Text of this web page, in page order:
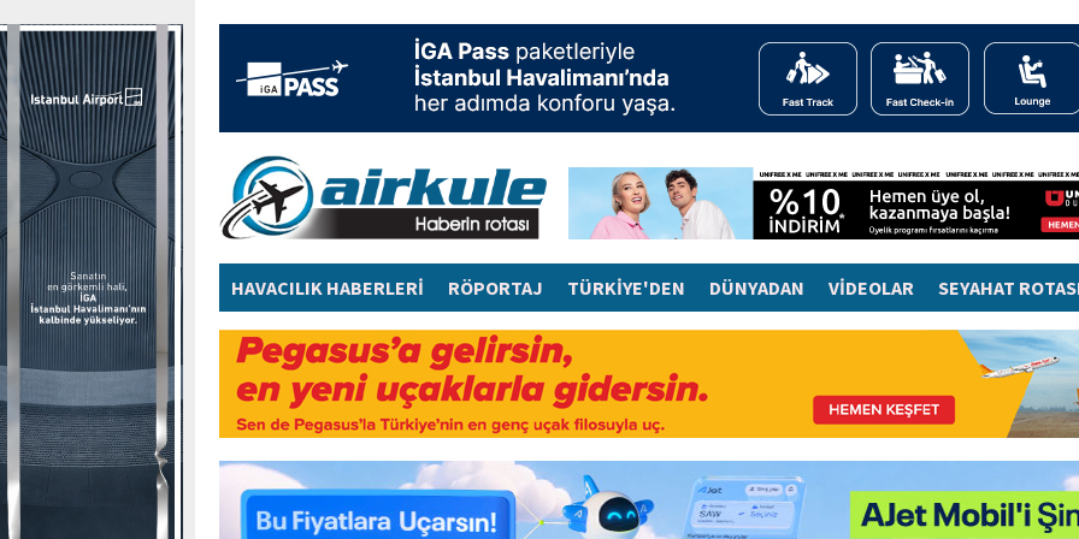
HAVACILIK HABERLERİ RÖPORTAJ TÜRKİYE'DEN DÜNYADAN VİDEOLAR SEYAHAT